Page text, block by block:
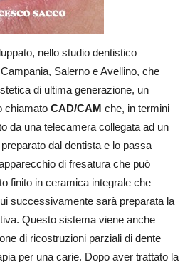
nello studio dentistico
Salerno e Avellino, che
di ultima generazione, un
chiamato CAD/CAM che, in termini
da una telecamera collegata ad un
dal dentista e lo passa
di fresatura che può
finito in ceramica integrale che
successivamente sarà preparata la
Questo sistema viene anche
di ricostruzioni parziali di dente
per una carie. Dopo aver trattato la